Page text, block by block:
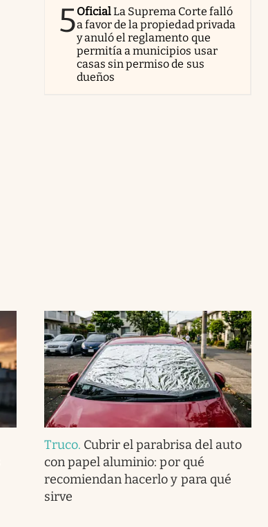
5OficialLa Suprema Corte falló
a favor de la propiedad privada
y anuló el reglamento que
permitía a municipios usar
casas sin permiso de sus
dueños
Truco. Cubrir el parabrisa del auto
con papel aluminio: por qué
recomiendan hacerlo y para qué
sirve